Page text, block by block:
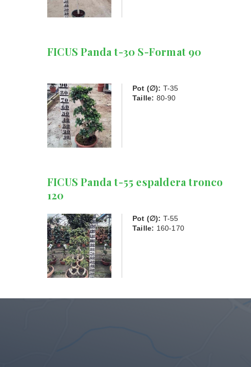
FICUS Panda t-30 S-Format 90
Pot (∅): T-35
Taille: 80-90
FICUS Panda t-55 espaldera tronco
120
Pot (∅): T-55
Taille: 160-170